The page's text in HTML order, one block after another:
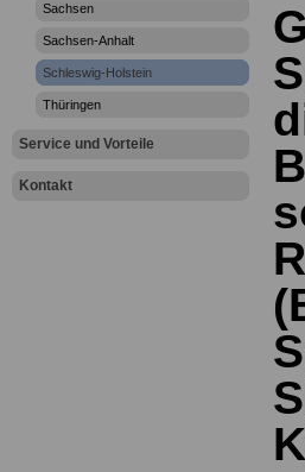
Sachsen
Sachsen-Anhalt
Schleswig-Holstein
Thüringen
Service und Vorteile
Kontakt